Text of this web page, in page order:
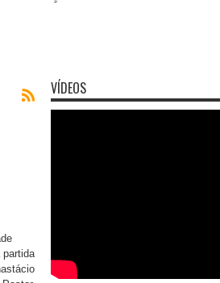
VÍDEOS